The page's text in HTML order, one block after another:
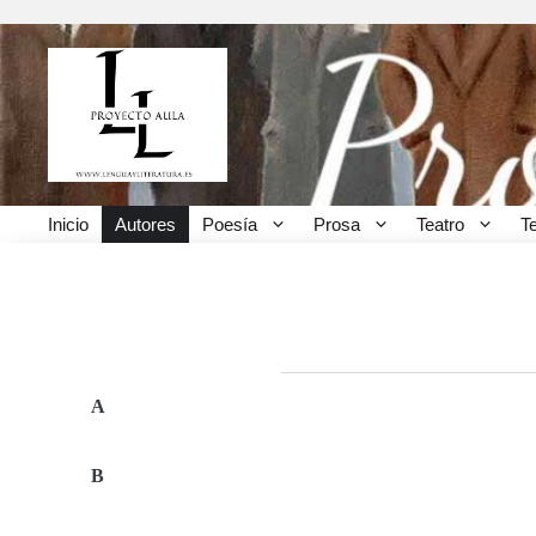
Inicio Autores Poesía Prosa Teatro
A
B